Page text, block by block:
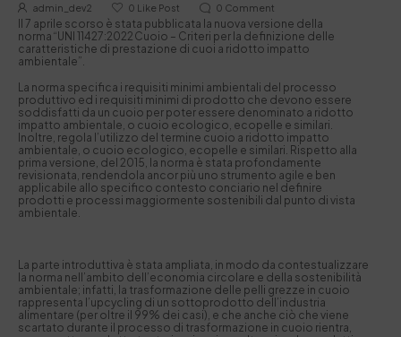
admin_dev2 0 Like Post 0 Comment
Il 7 aprile scorso è stata pubblicata la nuova versione della
norma “UNI 11427:2022 Cuoio – Criteri per la definizione delle
caratteristiche di prestazione di cuoi a ridotto impatto
ambientale”.
La norma specifica i requisiti minimi ambientali del processo
produttivo ed i requisiti minimi di prodotto che devono essere
soddisfatti da un cuoio per poter essere denominato a ridotto
impatto ambientale, o cuoio ecologico, ecopelle e similari.
Inoltre, regola l’utilizzo del termine cuoio a ridotto impatto
ambientale, o cuoio ecologico, ecopelle e similari. Rispetto alla
prima versione, del 2015, la norma è stata profondamente
revisionata, rendendola ancor più uno strumento agile e ben
applicabile allo specifico contesto conciario nel definire
prodotti e processi maggiormente sostenibili dal punto di vista
ambientale.
La parte introduttiva è stata ampliata, in modo da contestualizzare
la norma nell’ambito dell’economia circolare e della sostenibilità
ambientale; infatti, la trasformazione delle pelli grezze in cuoio
rappresenta l’upcycling di un sottoprodotto dell’industria
alimentare (per oltre il 99% dei casi), e che anche ciò che viene
scartato durante il processo di trasformazione in cuoio rientra,